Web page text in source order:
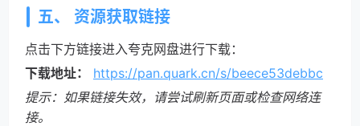
五、 资源获取链接
点击下方链接进入夸克网盘进行下载：
下载地址：
https://pan.quark.cn/s/beece53debbc
提示：如果链接失效，请尝试刷新页面或检查网络连
接。